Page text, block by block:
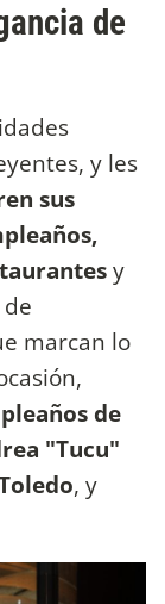
de
y les
sus
y
marcan lo
de
"Tucu"
, y